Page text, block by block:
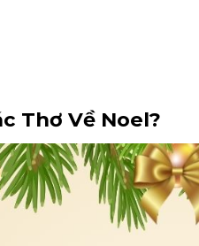
Thơ Về Noel?